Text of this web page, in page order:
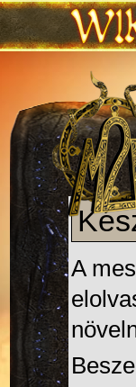
Ugrás:navigáció,
Vissza
A